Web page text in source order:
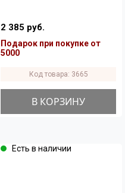
2 385 руб.
Подарок при покупке от
5000
Код товара: 3665
В КОРЗИНУ
Есть в наличии